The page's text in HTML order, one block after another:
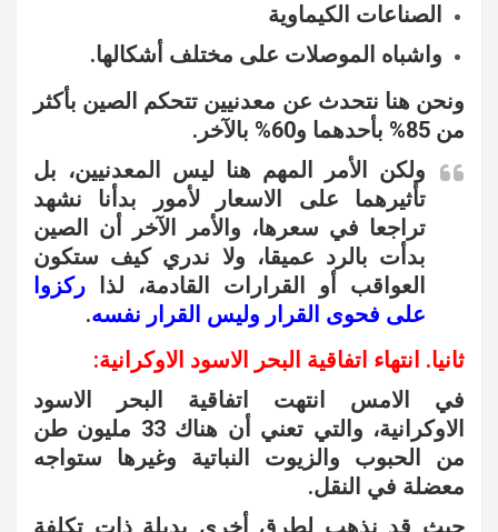
الصناعات الكيماوية
واشباه الموصلات على مختلف أشكالها.
ونحن هنا نتحدث عن معدنيين تتحكم الصين بأكثر
من 85% بأحدهما و60% بالآخر.
ولكن الأمر المهم هنا ليس المعدنيين، بل
تأثيرهما على الاسعار لأمور بدأنا نشهد
تراجعا في سعرها، والأمر الآخر أن الصين
بدأت بالرد عميقا، ولا ندري كيف ستكون
العواقب أو القرارات القادمة، لذا ركزوا
على فحوى القرار وليس القرار نفسه.
ثانيا. انتهاء اتفاقية البحر الاسود الاوكرانية:
في الامس انتهت اتفاقية البحر الاسود
الاوكرانية، والتي تعني أن هناك 33 مليون طن
من الحبوب والزيوت النباتية وغيرها ستواجه
معضلة في النقل.